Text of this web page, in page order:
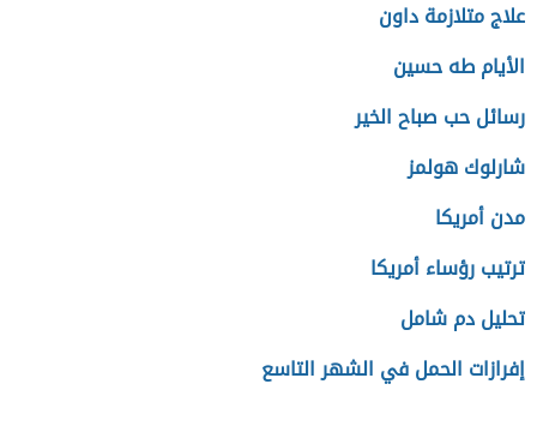
علاج متلازمة داون
الأيام طه حسين
رسائل حب صباح الخير
شارلوك هولمز
مدن أمريكا
ترتيب رؤساء أمريكا
تحليل دم شامل
إفرازات الحمل في الشهر التاسع